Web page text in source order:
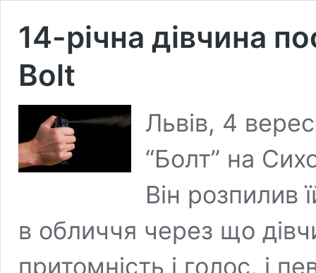
14-річна дівчина
Bolt
Львів, 4
“Болт” на
Він розпилив
в обличчя через що
притомність і голос, і